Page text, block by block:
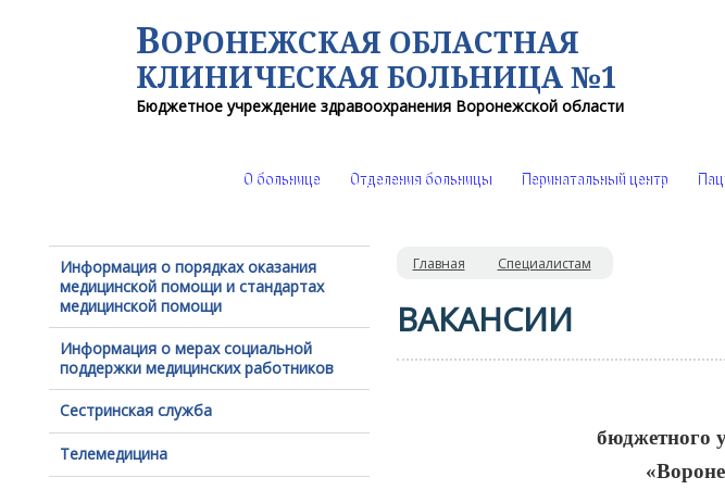
ВОРОНЕЖСКАЯ ОБЛАСТНАЯ
КЛИНИЧЕСКАЯ БОЛЬНИЦА №1
Бюджетное учреждение здравоохранения Воронежской области
О больнице Отделения больницы Перинатальный центр
Информация о порядках оказания
медицинской помощи и стандартах
медицинской помощи
Информация о мерах социальной
поддержки медицинских работников
Сестринская служба
Телемедицина
Главная Специалистам
ВАКАНСИИ
бюджетного